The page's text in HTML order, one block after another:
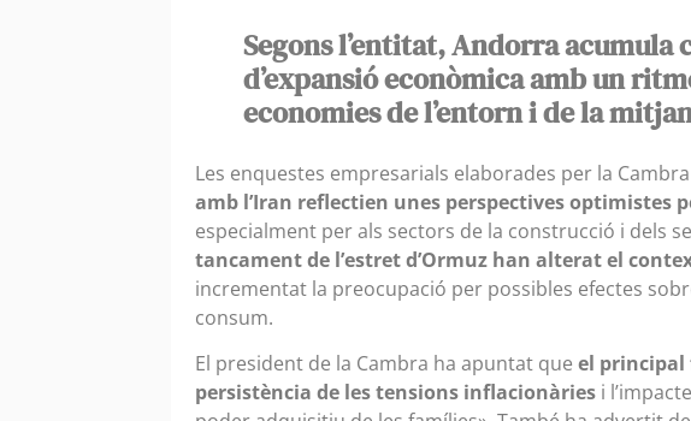
Segons l’entitat, Andorra acumula
d’expansió econòmica amb un
economies de l’entorn i de la
Les enquestes empresarials elaborades per la
amb l’Iran reflectien unes perspectives optimistes
especialment per als sectors de la construcció i dels
tancament de l’estret d’Ormuz han alterat el
incrementat la preocupació per possibles efectes
consum.
El president de la Cambra ha apuntat que el principal
persistència de les tensions inflacionàries i